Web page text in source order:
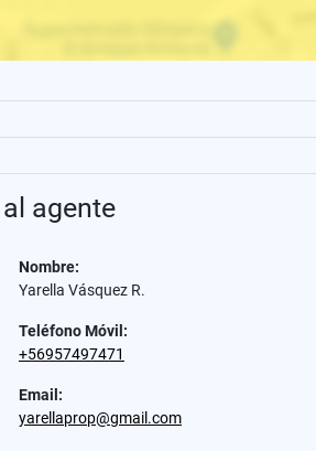
agente
Nombre:
Yarella Vásquez R.
Teléfono Móvil:
+56957497471
Email:
yarellaprop@gmail.com